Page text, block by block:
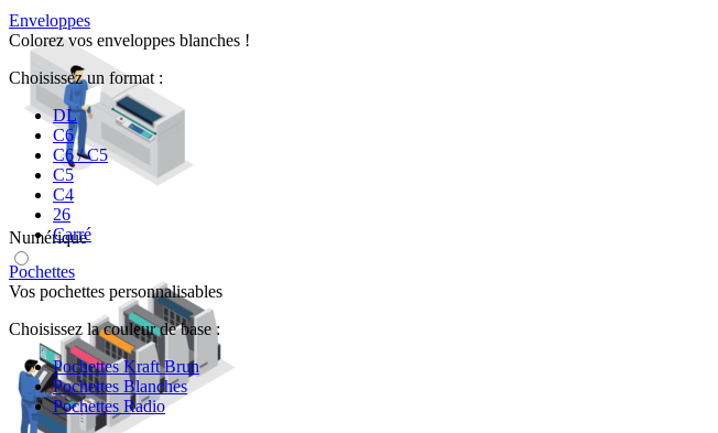
Enveloppes
Colorez vos enveloppes blanches !
Choisissez un format :
DL
C6
C6 / C5
C5
C4
26
Carré
Pochettes
Vos pochettes personnalisables
Choisissez la couleur de base :
Pochettes Kraft Brun
Pochettes Blanches
Pochettes Radio
Numérique